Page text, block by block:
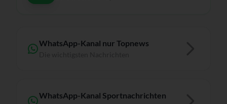
WhatsApp-Kanal nur Topnews
WhatsApp-Kanal Sportnachrichten